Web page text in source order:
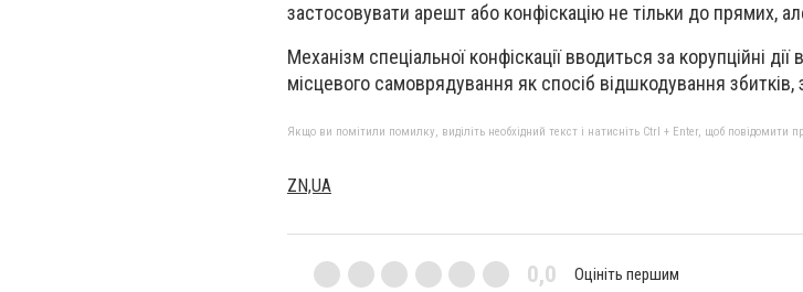
застосовувати арешт або конфіскацію не тільки до прямих,
Механізм спеціальної конфіскації вводиться за корупційні
місцевого самоврядування як спосіб відшкодування збитків,
Якщо ви помітили помилку, виділіть необхідний текст і натисніть Ctrl + Enter, щоб повідомити
ZN,UA
0,0 Оцініть першим